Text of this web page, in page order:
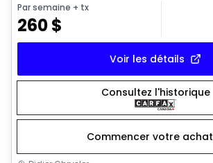
Par semaine + tx
260$
Voir les détails
Consultez l'historique
Commencer votre achat